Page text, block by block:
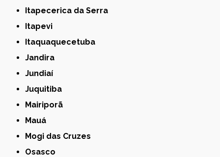
Itapecerica da Serra
Itapevi
Itaquaquecetuba
Jandira
Jundiaí
Juquitiba
Mairiporã
Mauá
Mogi das Cruzes
Osasco